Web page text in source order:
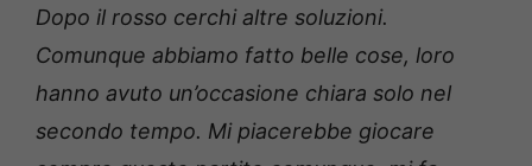
Dopo il rosso cerchi altre soluzioni.
Comunque abbiamo fatto belle cose, loro
hanno avuto un’occasione chiara solo nel
secondo tempo. Mi piacerebbe giocare